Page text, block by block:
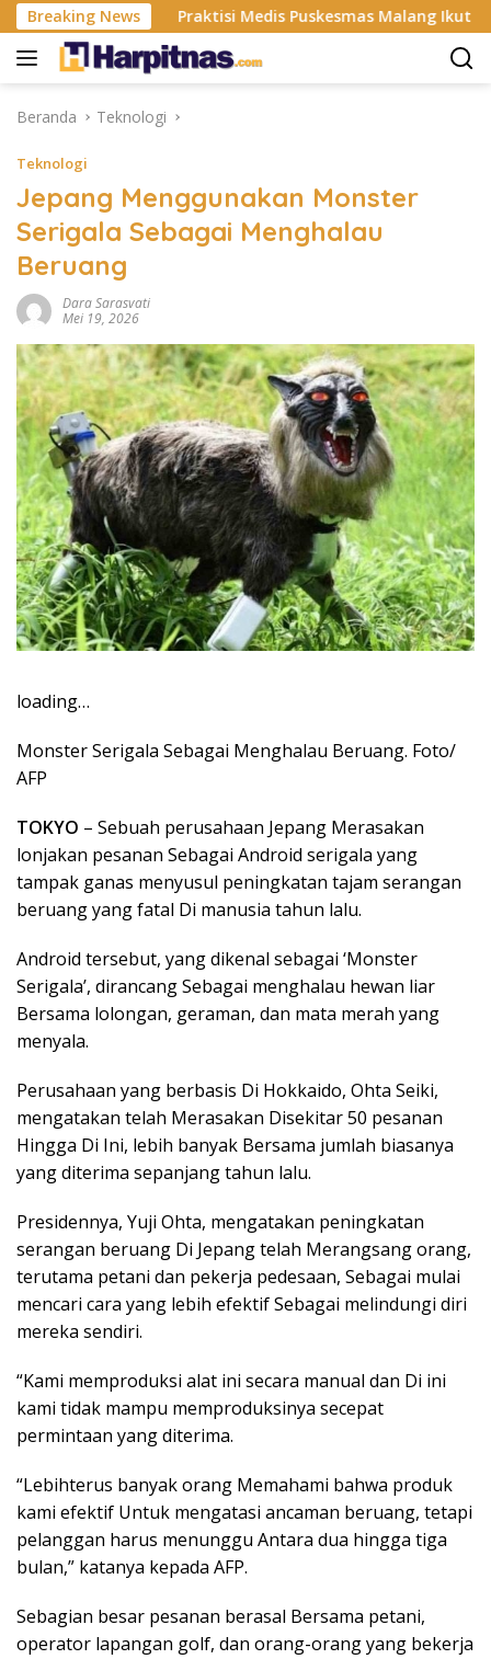
Langsung
ke
konten
Breaking News
ISP Praktisi Medis Puskesmas Malang Ikut Ejek
Beranda Teknologi
Teknologi
Jepang Menggunakan Monster
Serigala Sebagai Menghalau
Beruang
Dara Sarasvati
Mei 19, 2026
loading…
Monster Serigala Sebagai Menghalau Beruang. Foto/
AFP
TOKYO – Sebuah perusahaan Jepang Merasakan
lonjakan pesanan Sebagai Android serigala yang
tampak ganas menyusul peningkatan tajam serangan
beruang yang fatal Di manusia tahun lalu.
Android tersebut, yang dikenal sebagai ‘Monster
Serigala’, dirancang Sebagai menghalau hewan liar
Bersama lolongan, geraman, dan mata merah yang
menyala.
Perusahaan yang berbasis Di Hokkaido, Ohta Seiki,
mengatakan telah Merasakan Disekitar 50 pesanan
Hingga Di Ini, lebih banyak Bersama jumlah biasanya
yang diterima sepanjang tahun lalu.
Presidennya, Yuji Ohta, mengatakan peningkatan
serangan beruang Di Jepang telah Merangsang orang,
terutama petani dan pekerja pedesaan, Sebagai mulai
mencari cara yang lebih efektif Sebagai melindungi diri
mereka sendiri.
“Kami memproduksi alat ini secara manual dan Di ini
kami tidak mampu memproduksinya secepat
permintaan yang diterima.
“Lebihterus banyak orang Memahami bahwa produk
kami efektif Untuk mengatasi ancaman beruang, tetapi
pelanggan harus menunggu Antara dua hingga tiga
bulan,” katanya kepada AFP.
Sebagian besar pesanan berasal Bersama petani,
operator lapangan golf, dan orang-orang yang bekerja